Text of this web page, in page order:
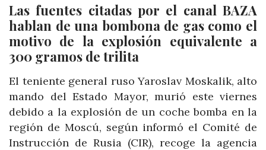
Las fuentes citadas por el canal BAZA
hablan de una bombona de gas como el
motivo de la explosión equivalente a
300 gramos de trilita
El teniente general ruso Yaroslav Moskalik, alto
mando del Estado Mayor, murió este viernes
debido a la explosión de un coche bomba en la
región de Moscú, según informó el Comité de
Instrucción de Rusia (CIR), recoge la agencia